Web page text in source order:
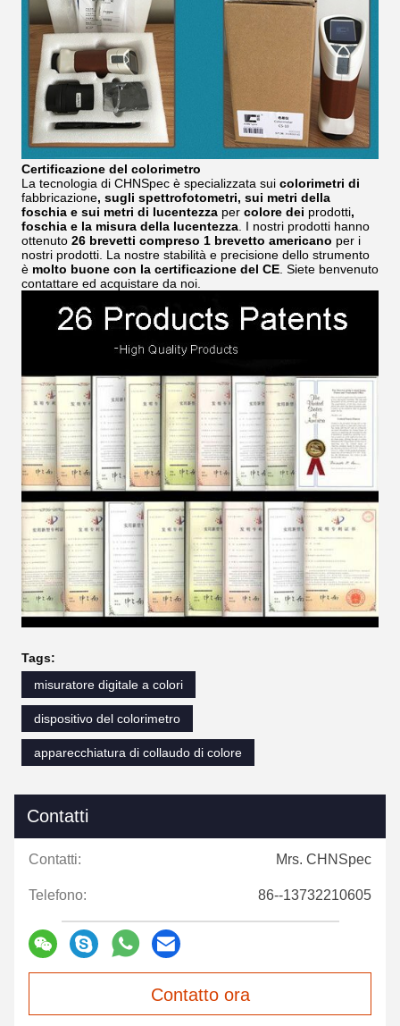
Certificazione del colorimetro
La tecnologia di CHNSpec è specializzata sui colorimetri di
fabbricazione, sugli spettrofotometri, sui metri della
foschia e sui metri di lucentezza per colore dei prodotti,
foschia e la misura della lucentezza . I nostri prodotti hanno
ottenuto 26 brevetti compreso 1 brevetto americano per i
nostri prodotti. La nostre stabilità e precisione dello strumento
è molto buone con la certificazione del CE . Siete benvenuto
contattare ed acquistare da noi.
Tags:
misuratore digitale a colori
dispositivo del colorimetro
apparecchiatura di collaudo di colore
Contatti
Contatti: Mrs. CHNSpec
Telefono: 86--13732210605
Contatto ora